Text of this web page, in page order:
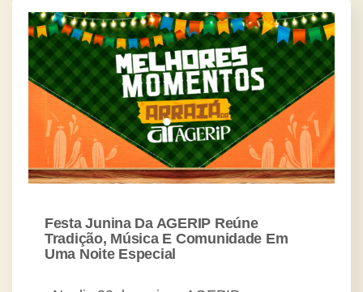
Festa Junina Da AGERIP Reúne
Tradição, Música E Comunidade Em
Uma Noite Especial